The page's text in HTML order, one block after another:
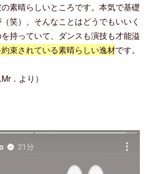
素晴らしいところです。本気で基礎
笑）、そんなことはどうでもいいく
持っていて、ダンスも演技も才能溢
束されている素晴らしい逸材です。
．より）